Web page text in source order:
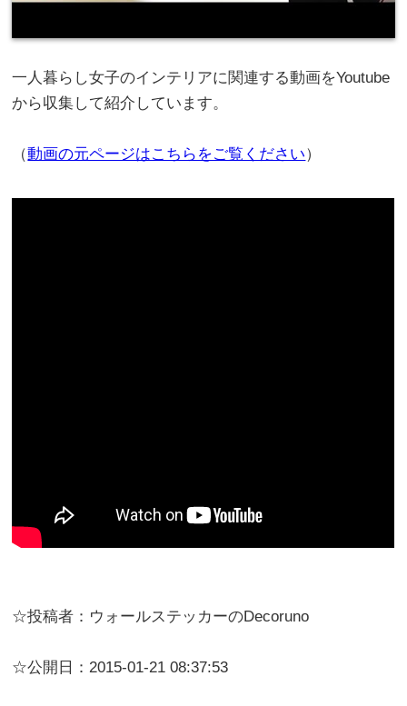
一人暮らし女子のインテリアに関連する動画をYoutube
から収集して紹介しています。
（動画の元ページはこちらをご覧ください）
☆投稿者：ウォールステッカーのDecoruno
☆公開日：2015-01-21 08:37:53